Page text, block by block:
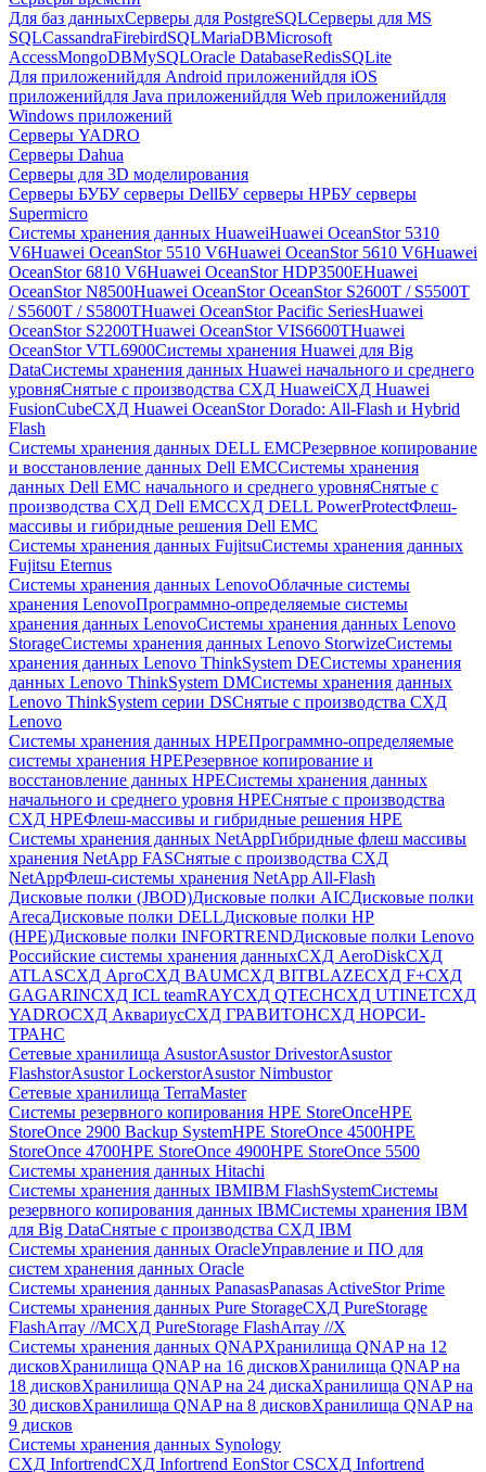
Для баз данныхСерверы для PostgreSQLСерверы для MS
SQLCassandraFirebirdSQLMariaDBMicrosoft
AccessMongoDBMySQLOracle DatabaseRedisSQLite
Для приложенийдля Android приложенийдля iOS
приложенийдля Java приложенийдля Web приложенийдля
Windows приложений
Серверы YADRO
Серверы Dahua
Серверы для 3D моделирования
Серверы БУБУ серверы DellБУ серверы HPБУ серверы
Supermicro
Системы хранения данных HuaweiHuawei OceanStor 5310
V6Huawei OceanStor 5510 V6Huawei OceanStor 5610 V6Huawei
OceanStor 6810 V6Huawei OceanStor HDP3500EHuawei
OceanStor N8500Huawei OceanStor OceanStor S2600T / S5500T
/ S5600T / S5800THuawei OceanStor Pacific SeriesHuawei
OceanStor S2200THuawei OceanStor VIS6600THuawei
OceanStor VTL6900Системы хранения Huawei для Big
DataСистемы хранения данных Huawei начального и среднего
уровняСнятые с производства СХД HuaweiСХД Huawei
FusionCubeСХД Huawei OceanStor Dorado: All-Flash и Hybrid
Flash
Системы хранения данных DELL EMCРезервное копирование
и восстановление данных Dell EMCСистемы хранения
данных Dell EMC начального и среднего уровняСнятые с
производства СХД Dell EMCСХД DELL PowerProtectФлеш-
массивы и гибридные решения Dell EMC
Системы хранения данных FujitsuСистемы хранения данных
Fujitsu Eternus
Системы хранения данных LenovoОблачные системы
хранения LenovoПрограммно-определяемые системы
хранения данных LenovoСистемы хранения данных Lenovo
StorageСистемы хранения данных Lenovo StorwizeСистемы
хранения данных Lenovo ThinkSystem DEСистемы хранения
данных Lenovo ThinkSystem DMСистемы хранения данных
Lenovo ThinkSystem серии DSСнятые с производства СХД
Lenovo
Системы хранения данных HPEПрограммно-определяемые
системы хранения HPEРезервное копирование и
восстановление данных HPEСистемы хранения данных
начального и среднего уровня HPEСнятые с производства
СХД HPEФлеш-массивы и гибридные решения HPE
Cистемы хранения данных NetAppГибридные флеш массивы
хранения NetApp FASСнятые с производства СХД
NetAppФлеш-системы хранения NetApp All-Flash
Дисковые полки (JBOD)Дисковые полки AICДисковые полки
ArecaДисковые полки DELLДисковые полки HP
(HPE)Дисковые полки INFORTRENDДисковые полки Lenovo
Российские системы хранения данныхСХД AeroDiskСХД
ATLASСХД AргоСХД BAUMСХД BITBLAZEСХД F+СХД
GAGARINСХД ICL teamRAYСХД QTECHСХД UTINETСХД
YADROСХД АквариусСХД ГРАВИТОНСХД НОРСИ-
ТРАНС
Сетевые хранилища AsustorAsustor DrivestorAsustor
FlashstorAsustor LockerstorAsustor Nimbustor
Сетевые хранилища TerraMaster
Системы резервного копирования HPE StoreOnceHPE
StoreOnce 2900 Backup SystemHPE StoreOnce 4500HPE
StoreOnce 4700HPE StoreOnce 4900HPE StoreOnce 5500
Системы хранения данных Hitachi
Системы хранения данных IBMIBM FlashSystemСистемы
резервного копирования данных IBMСистемы хранения IBM
для Big DataСнятые с производства СХД IBM
Системы хранения данных OracleУправление и ПО для
систем хранения данных Oracle
Системы хранения данных PanasasPanasas ActiveStor Prime
Системы хранения данных Pure StorageСХД PureStorage
FlashArray //MСХД PureStorage FlashArray //X
Системы хранения данных QNAPХранилища QNAP на 12
дисковХранилища QNAP на 16 дисковХранилища QNAP на
18 дисковХранилища QNAP на 24 дискаХранилища QNAP на
30 дисковХранилища QNAP на 8 дисковХранилища QNAP на
9 дисков
Системы хранения данных Synology
СХД InfortrendСХД Infortrend EonStor CSСХД Infortrend